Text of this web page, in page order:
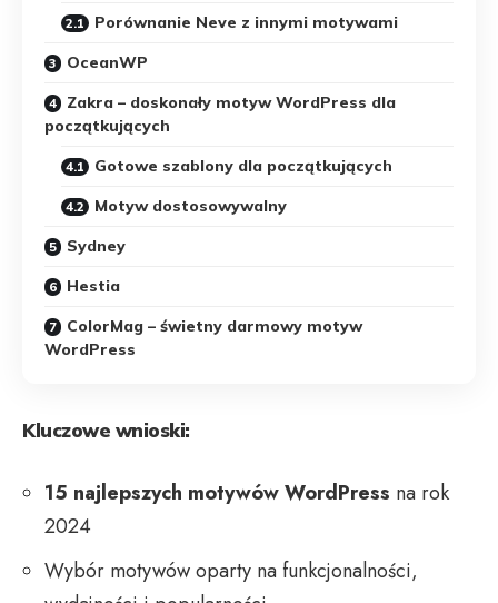
Porównanie Neve z innymi motywami
OceanWP
Zakra – doskonały motyw WordPress dla
początkujących
Gotowe szablony dla początkujących
Motyw dostosowywalny
Sydney
Hestia
ColorMag – świetny darmowy motyw
WordPress
Kluczowe wnioski:
15 najlepszych motywów WordPress na rok
2024
Wybór motywów oparty na funkcjonalności,